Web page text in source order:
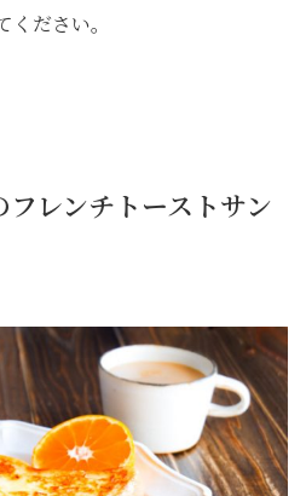
ださい。
レンチトーストサン